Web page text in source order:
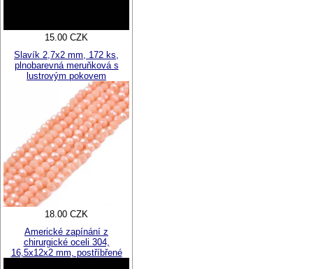
15.00 CZK
Slavík 2,7x2 mm, 172 ks,
plnobarevná meruňková s
lustrovým pokovem
18.00 CZK
Americké zapínání z
chirurgické oceli 304,
16,5x12x2 mm, postříbřené